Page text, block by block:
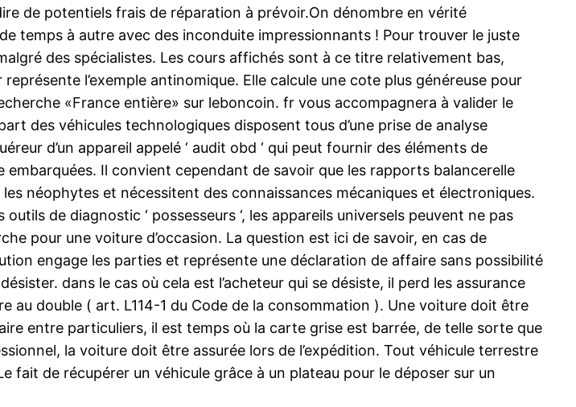
de potentiels frais de réparation à prévoir.On dénombre en vérité
temps à autre avec des inconduite impressionnants ! Pour trouver le juste
des spécialistes. Les cours affichés sont à ce titre relativement bas,
l’exemple antinomique. Elle calcule une cote plus généreuse pour
«France entière» sur leboncoin. fr vous accompagnera à valider le
des véhicules technologiques disposent tous d’une prise de analyse
d’un appareil appelé ‘ audit obd ‘ qui peut fournir des éléments de
embarquées. Il convient cependant de savoir que les rapports balancerelle
néophytes et nécessitent des connaissances mécaniques et électroniques.
de diagnostic ‘ possesseurs ‘, les appareils universels peuvent ne pas
pour une voiture d’occasion. La question est ici de savoir, en cas de
engage les parties et représente une déclaration de affaire sans possibilité
dans le cas où cela est l’acheteur qui se désiste, il perd les assurance
au double ( art. L114-1 du Code de la consommation ). Une voiture doit être
entre particuliers, il est temps où la carte grise est barrée, de telle sorte que
la voiture doit être assurée lors de l’expédition. Tout véhicule terrestre
fait de récupérer un véhicule grâce à un plateau pour le déposer sur un